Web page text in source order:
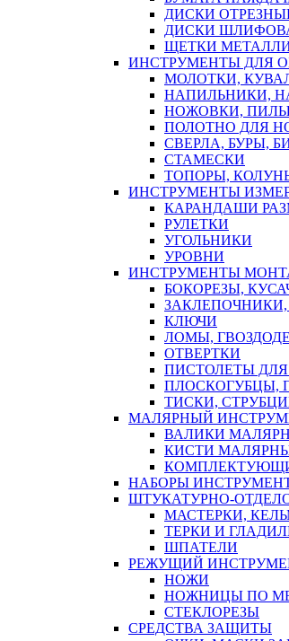
ДИСКИ
ДИСКИ
ЩЕТКИ
ИНСТРУМЕНТЫ ДЛЯ
МОЛОТКИ,
НАПИЛЬНИКИ,
НОЖОВКИ,
ПОЛОТНО ДЛЯ
СВЕРЛА, БУРЫ,
СТАМЕСКИ
ТОПОРЫ,
ИНСТРУМЕНТЫ
КАРАНДАШИ
РУЛЕТКИ
УГОЛЬНИКИ
УРОВНИ
ИНСТРУМЕНТЫ
БОКОРЕЗЫ,
КЛЮЧИ
ЛОМЫ,
ОТВЕРТКИ
ПИСТОЛЕТЫ
ПЛОСКОГУБЦЫ,
ТИСКИ,
МАЛЯРНЫЙ
ВАЛИКИ
КИСТИ
НАБОРЫ
ШТУКАТУРНО-
МАСТЕРКИ,
ТЕРКИ И
ШПАТЕЛИ
РЕЖУЩИЙ
НОЖИ
НОЖНИЦЫ ПО
СТЕКЛОРЕЗЫ
СРЕДСТВА ЗАЩИТЫ